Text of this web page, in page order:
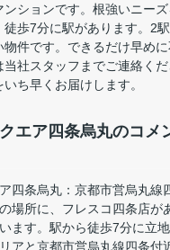
ンションです。根強いニー
徒歩7分に駅があります。2
物件です。できるだけ早め
当社スタッフまでご連絡く
ち早くお届けします。
エア四条烏丸のコメ
四条烏丸：京都市営烏丸線
場所に、フレスコ四条店が
ます。駅から徒歩7分に立
アと京都市営烏丸線四条付